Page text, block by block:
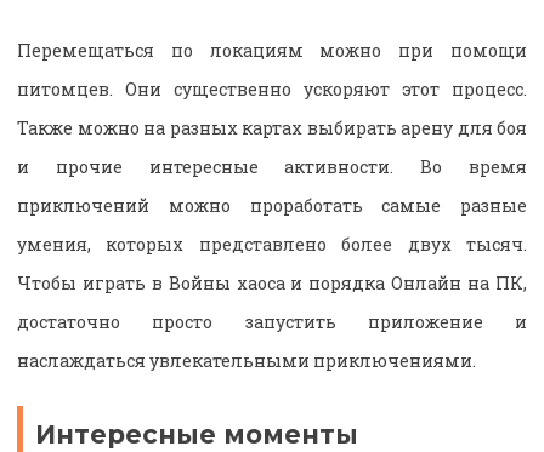
Перемещаться по локациям можно при помощи
питомцев. Они существенно ускоряют этот процесс.
Также можно на разных картах выбирать арену для боя
и прочие интересные активности. Во время
приключений можно проработать самые разные
умения, которых представлено более двух тысяч.
Чтобы играть в Войны хаоса и порядка Онлайн на ПК,
достаточно просто запустить приложение и
наслаждаться увлекательными приключениями.
Интересные моменты